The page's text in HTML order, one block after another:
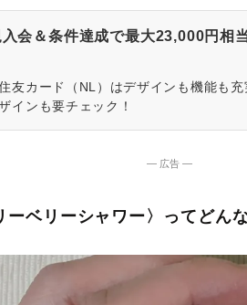
会＆条件達成で最大23,000円相
友カード（NL）はデザインも機能も
インも要チェック！
― 広告 ―
ベリーシャワー〉ってどん